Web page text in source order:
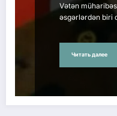
Vətən
əsgərlərdən biri
Читать далее